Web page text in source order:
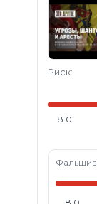
Риск:
8.0